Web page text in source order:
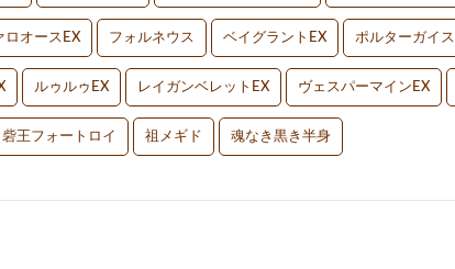
ロオースEX フォルネウス ベイグラントEX ポルターガイ
ルゥルゥEX レイガンベレットEX ヴェスパーマインEX
砦王フォートロイ 祖メギド 魂なき黒き半身